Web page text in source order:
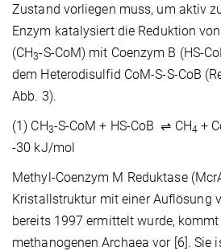
Zustand vorliegen muss, um aktiv
Enzym katalysiert die Reduktion
(CH3-S-CoM) mit Coenzym B (HS-
dem Heterodisulfid CoM-S-S-CoB
Abb. 3).
(1) CH3-S-CoM + HS-CoB ⇌ CH4 +
-30 kJ/mol
Methyl-Coenzym M Reduktase
Kristallstruktur mit einer Auflösung
bereits 1997 ermittelt wurde,
methanogenen Archaea vor [6]. Sie